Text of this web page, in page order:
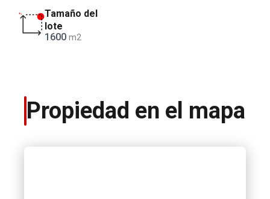
Tamaño del
lote
1600 m2
Propiedad en el mapa